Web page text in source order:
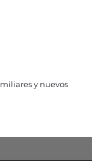
y nuevos